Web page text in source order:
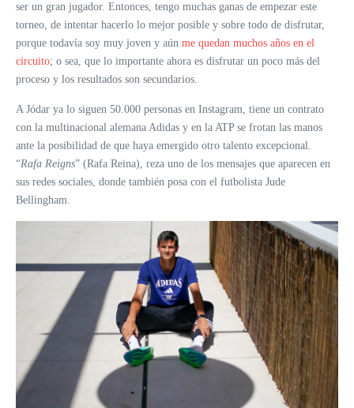
ser un gran jugador. Entonces, tengo muchas ganas de empezar este
torneo, de intentar hacerlo lo mejor posible y sobre todo de disfrutar,
porque todavía soy muy joven y aún me quedan muchos años en el
circuito; o sea, que lo importante ahora es disfrutar un poco más del
proceso y los resultados son secundarios.
A Jódar ya lo siguen 50.000 personas en Instagram, tiene un contrato
con la multinacional alemana Adidas y en la ATP se frotan las manos
ante la posibilidad de que haya emergido otro talento excepcional.
“Rafa Reigns” (Rafa Reina), reza uno de los mensajes que aparecen en
sus redes sociales, donde también posa con el futbolista Jude
Bellingham.